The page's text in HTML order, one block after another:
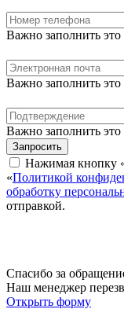
Важно заполнить это
Важно заполнить это
Важно заполнить это
Запросить
Нажимая кнопку
«Политикой
обработку
отправкой.
Спасибо за
Наш менеджер
Открыть форму